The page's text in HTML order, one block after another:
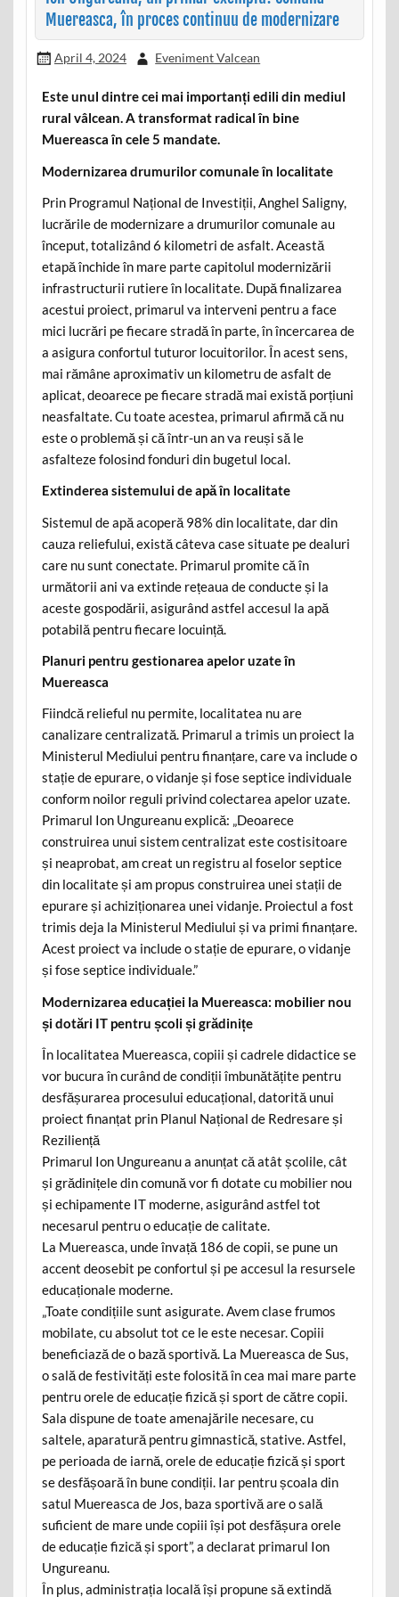
Muereasca, în proces continuu de modernizare
April 4, 2024 Eveniment Valcean
Este unul dintre cei mai importanți edili din mediul
rural vâlcean. A transformat radical în bine
Muereasca în cele 5 mandate.
Modernizarea drumurilor comunale în localitate
Prin Programul Național de Investiții, Anghel Saligny,
lucrările de modernizare a drumurilor comunale au
început, totalizând 6 kilometri de asfalt. Această
etapă închide în mare parte capitolul modernizării
infrastructurii rutiere în localitate. După finalizarea
acestui proiect, primarul va interveni pentru a face
mici lucrări pe fiecare stradă în parte, în încercarea de
a asigura confortul tuturor locuitorilor. În acest sens,
mai rămâne aproximativ un kilometru de asfalt de
aplicat, deoarece pe fiecare stradă mai există porțiuni
neasfaltate. Cu toate acestea, primarul afirmă că nu
este o problemă și că într-un an va reuși să le
asfalteze folosind fonduri din bugetul local.
Extinderea sistemului de apă în localitate
Sistemul de apă acoperă 98% din localitate, dar din
cauza reliefului, există câteva case situate pe dealuri
care nu sunt conectate. Primarul promite că în
următorii ani va extinde rețeaua de conducte și la
aceste gospodării, asigurând astfel accesul la apă
potabilă pentru fiecare locuință.
Planuri pentru gestionarea apelor uzate în
Muereasca
Fiindcă relieful nu permite, localitatea nu are
canalizare centralizată. Primarul a trimis un proiect la
Ministerul Mediului pentru finanțare, care va include o
stație de epurare, o vidanje și fose septice individuale
conform noilor reguli privind colectarea apelor uzate.
Primarul Ion Ungureanu explică: „Deoarece
construirea unui sistem centralizat este costisitoare
și neaprobat, am creat un registru al foselor septice
din localitate și am propus construirea unei stații de
epurare și achiziționarea unei vidanje. Proiectul a fost
trimis deja la Ministerul Mediului și va primi finanțare.
Acest proiect va include o stație de epurare, o vidanje
și fose septice individuale.”
Modernizarea educației la Muereasca: mobilier nou
și dotări IT pentru școli și grădinițe
În localitatea Muereasca, copiii și cadrele didactice se
vor bucura în curând de condiții îmbunătățite pentru
desfășurarea procesului educațional, datorită unui
proiect finanțat prin Planul Național de Redresare și
Reziliență
Primarul Ion Ungureanu a anunțat că atât școlile, cât
și grădinițele din comună vor fi dotate cu mobilier nou
și echipamente IT moderne, asigurând astfel tot
necesarul pentru o educație de calitate.
La Muereasca, unde învață 186 de copii, se pune un
accent deosebit pe confortul și pe accesul la resursele
educaționale moderne.
„Toate condițiile sunt asigurate. Avem clase frumos
mobilate, cu absolut tot ce le este necesar. Copiii
beneficiază de o bază sportivă. La Muereasca de Sus,
o sală de festivități este folosită în cea mai mare parte
pentru orele de educație fizică și sport de către copii.
Sala dispune de toate amenajările necesare, cu
saltele, aparatură pentru gimnastică, stative. Astfel,
pe perioada de iarnă, orele de educație fizică și sport
se desfășoară în bune condiții. Iar pentru școala din
satul Muereasca de Jos, baza sportivă are o sală
suficient de mare unde copiii își pot desfășura orele
de educație fizică și sport”, a declarat primarul Ion
Ungureanu.
În plus, administrația locală își propune să extindă